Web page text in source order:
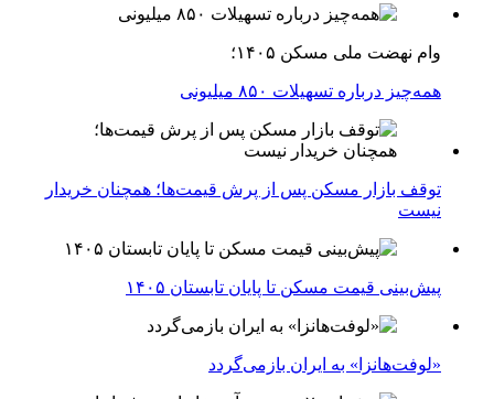
وام نهضت ملی مسکن ۱۴۰۵؛
همه‌چیز درباره تسهیلات ۸۵۰ میلیونی
توقف بازار مسکن پس از پرش قیمت‌ها؛ همچنان خریدار
نیست
پیش‌بینی قیمت مسکن تا پایان تابستان ۱۴۰۵
«لوفت‌هانزا» به ایران بازمی‌گردد